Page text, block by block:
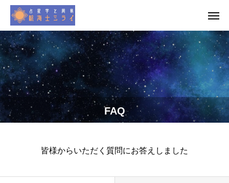
FAQ
皆様からいただく質問にお答えしました